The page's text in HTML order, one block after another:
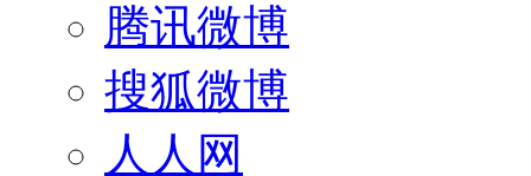
腾讯微博
搜狐微博
人人网